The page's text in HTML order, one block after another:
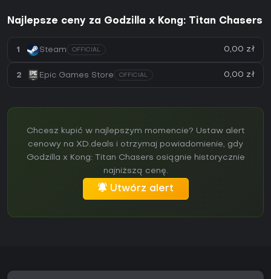
Najlepsze ceny za Godzilla x Kong: Titan Chasers
1 Steam OFFICIAL 0,00 zł
2 Epic Games Store OFFICIAL 0,00 zł
Chcesz kupić w najlepszym momencie? Ustaw alert
cenowy na XD.deals i otrzymaj powiadomienie, gdy
Godzilla x Kong: Titan Chasers osiągnie historycznie
najniższą cenę.
Utwórz alert